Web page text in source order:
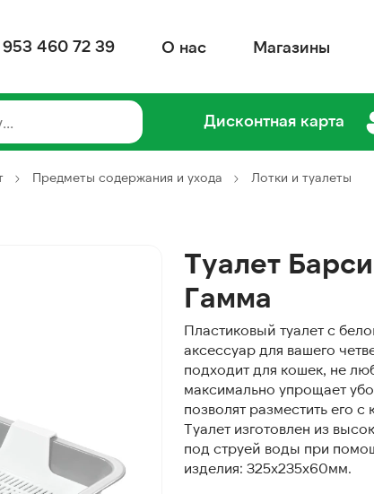
953 460 72 39 О нас Магазины
Дисконтная карта
Предметы содержания и ухода Лотки и туалеты
Туалет
Гамма
Пластиковый туалет с
аксессуар для вашего
подходит для кошек, не
максимально упрощает
позволят разместить его
Туалет изготовлен из
под струей воды при
изделия: 325х235х60мм.